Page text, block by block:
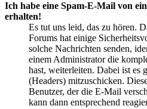
Ich habe eine Spam-E-Mail von
erhalten!
Es tut uns leid, das zu hören.
Forums hat einige
solche Nachrichten senden,
einem Administrator die
hast, weiterleiten. Dabei ist es
(Headers) mitzuschicken.
Benutzer, der die E-Mail
kann dann entsprechend